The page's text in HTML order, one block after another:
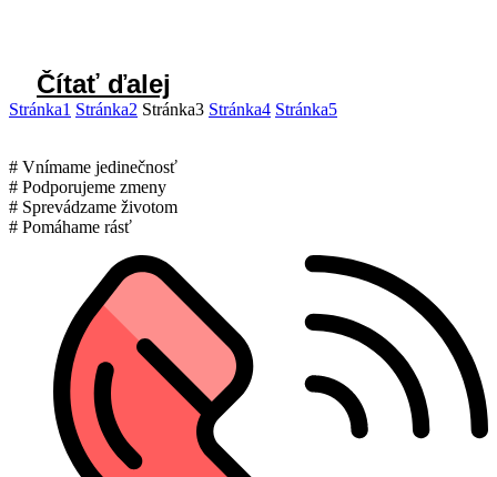
Čítať ďalej
Stránka1 Stránka2 Stránka3 Stránka4 Stránka5
# Vnímame jedinečnosť
# Podporujeme zmeny
# Sprevádzame životom
# Pomáhame rásť